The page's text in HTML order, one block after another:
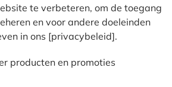
te verbeteren, om de toegang
en voor andere doeleinden
in ons [privacybeleid].
producten en promoties